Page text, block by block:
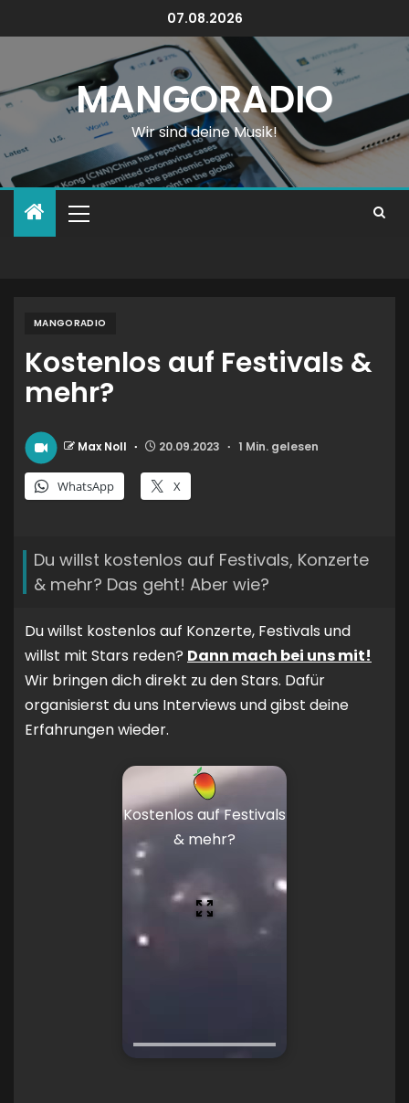
07.08.2026
MANGORADIO
Wir sind deine Musik!
MANGORADIO
Kostenlos auf Festivals &
mehr?
Max Noll 20.09.2023 1 Min. gelesen
WhatsApp X
Du willst kostenlos auf Festivals, Konzerte
& mehr? Das geht! Aber wie?
Du willst kostenlos auf Konzerte, Festivals und
willst mit Stars reden? Dann mach bei uns mit!
Wir bringen dich direkt zu den Stars. Dafür
organisierst du uns Interviews und gibst deine
Erfahrungen wieder.
Kostenlos auf Festivals
& mehr?